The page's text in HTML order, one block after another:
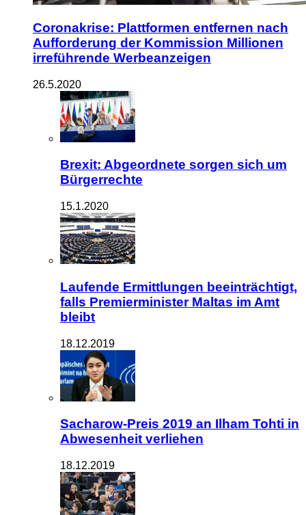
Coronakrise: Plattformen entfernen nach
Aufforderung der Kommission Millionen
irreführende Werbeanzeigen
26.5.2020
Brexit: Abgeordnete sorgen sich um
Bürgerrechte
15.1.2020
Laufende Ermittlungen beeinträchtigt,
falls Premierminister Maltas im Amt
bleibt
18.12.2019
Sacharow-Preis 2019 an Ilham Tohti in
Abwesenheit verliehen
18.12.2019